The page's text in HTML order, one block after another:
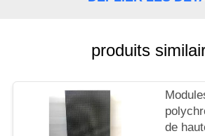
produits
de